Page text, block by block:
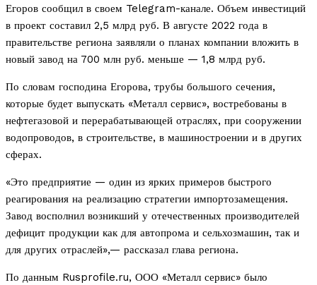
Егоров сообщил в своем Telegram-канале. Объем инвестиций
в проект составил 2,5 млрд руб. В августе 2022 года в
правительстве региона заявляли о планах компании вложить в
новый завод на 700 млн руб. меньше — 1,8 млрд руб.
По словам господина Егорова, трубы большого сечения,
которые будет выпускать «Металл сервис», востребованы в
нефтегазовой и перерабатывающей отраслях, при сооружении
водопроводов, в строительстве, в машиностроении и в других
сферах.
«Это предприятие — один из ярких примеров быстрого
реагирования на реализацию стратегии импортозамещения.
Завод восполнил возникший у отечественных производителей
дефицит продукции как для автопрома и сельхозмашин, так и
для других отраслей»,— рассказал глава региона.
По данным Rusprofile.ru, ООО «Металл сервис» было